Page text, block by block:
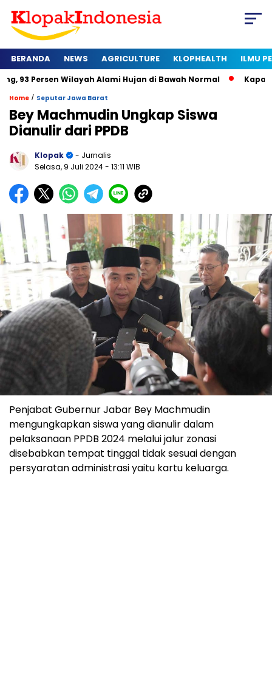
BERANDA NEWS AGRICULTURE KLOPHEALTH ILMU
Wilayah Alami Hujan di Bawah Normal Kapan Sertifikat
Home / Seputar Jawa Barat
Bey Machmudin Ungkap Siswa
Dianulir dari PPDB
Klopak
- Jurnalis
Selasa, 9 Juli 2024- 13:11 WIB
Penjabat Gubernur Jabar Bey Machmudin
mengungkapkan siswa yang dianulir dalam
pelaksanaan PPDB 2024 melalui jalur zonasi
disebabkan tempat tinggal tidak sesuai dengan
persyaratan administrasi yaitu kartu keluarga.